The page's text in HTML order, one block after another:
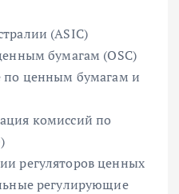
(ASIC)
бумагам (OSC)
по ценным бумагам и
комиссий по
регуляторов ценных
регулирующие